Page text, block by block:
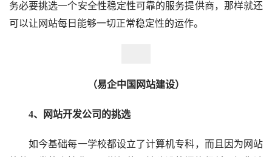
务必要挑选一个安全性稳定性可靠的服务提供商，那样就还
可以让网站每日能够一切正常稳定性的运作。
（易企中国网站建设）
4、网站开发公司的挑选
如今基础每一学校都设立了计算机专科，而且因为网站